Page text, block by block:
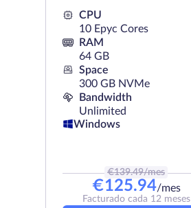
CPU
10 Epyc Cores
RAM
64 GB
Space
300 GB NVMe
Bandwidth
Unlimited
Windows
€139.49/mes
€125.94/mes
Facturado cada 12 meses